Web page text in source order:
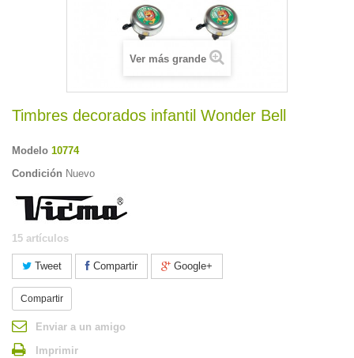
Ver más grande
Timbres decorados infantil Wonder Bell
Modelo 10774
Condición Nuevo
15 artículos
Tweet Compartir Google+
Compartir
Enviar a un amigo
Imprimir